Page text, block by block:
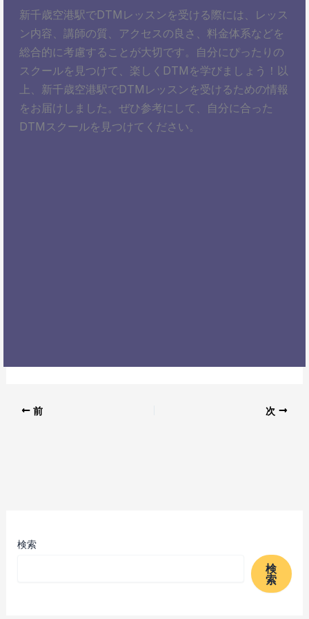
新千歳空港駅でDTMレッスンを受ける際には、レッス
ン内容、講師の質、アクセスの良さ、料金体系などを
総合的に考慮することが大切です。自分にぴったりの
スクールを見つけて、楽しくDTMを学びましょう！以
上、新千歳空港駅でDTMレッスンを受けるための情報
をお届けしました。ぜひ参考にして、自分に合った
DTMスクールを見つけてください。
前 次
検索
検
索